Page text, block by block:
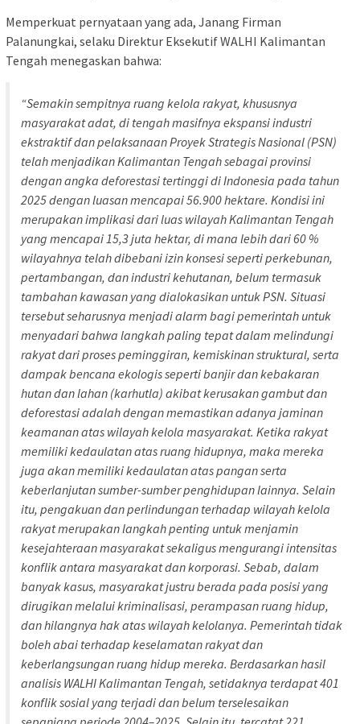
Memperkuat pernyataan yang ada, Janang Firman
Palanungkai, selaku Direktur Eksekutif WALHI Kalimantan
Tengah menegaskan bahwa:
“Semakin sempitnya ruang kelola rakyat, khususnya
masyarakat adat, di tengah masifnya ekspansi industri
ekstraktif dan pelaksanaan Proyek Strategis Nasional (PSN)
telah menjadikan Kalimantan Tengah sebagai provinsi
dengan angka deforestasi tertinggi di Indonesia pada tahun
2025 dengan luasan mencapai 56.900 hektare. Kondisi ini
merupakan implikasi dari luas wilayah Kalimantan Tengah
yang mencapai 15,3 juta hektar, di mana lebih dari 60 %
wilayahnya telah dibebani izin konsesi seperti perkebunan,
pertambangan, dan industri kehutanan, belum termasuk
tambahan kawasan yang dialokasikan untuk PSN. Situasi
tersebut seharusnya menjadi alarm bagi pemerintah untuk
menyadari bahwa langkah paling tepat dalam melindungi
rakyat dari proses peminggiran, kemiskinan struktural, serta
dampak bencana ekologis seperti banjir dan kebakaran
hutan dan lahan (karhutla) akibat kerusakan gambut dan
deforestasi adalah dengan memastikan adanya jaminan
keamanan atas wilayah kelola masyarakat. Ketika rakyat
memiliki kedaulatan atas ruang hidupnya, maka mereka
juga akan memiliki kedaulatan atas pangan serta
keberlanjutan sumber-sumber penghidupan lainnya. Selain
itu, pengakuan dan perlindungan terhadap wilayah kelola
rakyat merupakan langkah penting untuk menjamin
kesejahteraan masyarakat sekaligus mengurangi intensitas
konflik antara masyarakat dan korporasi. Sebab, dalam
banyak kasus, masyarakat justru berada pada posisi yang
dirugikan melalui kriminalisasi, perampasan ruang hidup,
dan hilangnya hak atas wilayah kelolanya. Pemerintah tidak
boleh abai terhadap keselamatan rakyat dan
keberlangsungan ruang hidup mereka. Berdasarkan hasil
analisis WALHI Kalimantan Tengah, setidaknya terdapat 401
konflik sosial yang terjadi dan belum terselesaikan